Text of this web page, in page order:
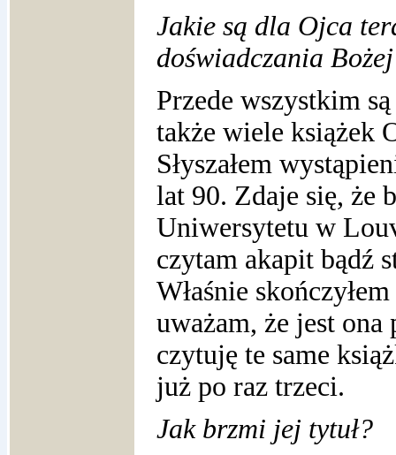
Jakie są dla Ojca
doświadczania
Przede wszystkim
także wiele książek
Słyszałem
lat 90. Zdaje się, że
Uniwersytetu w
czytam akapit bądź
Właśnie
uważam, że jest
czytuję te same
już po raz trzeci.
Jak brzmi jej tytuł?